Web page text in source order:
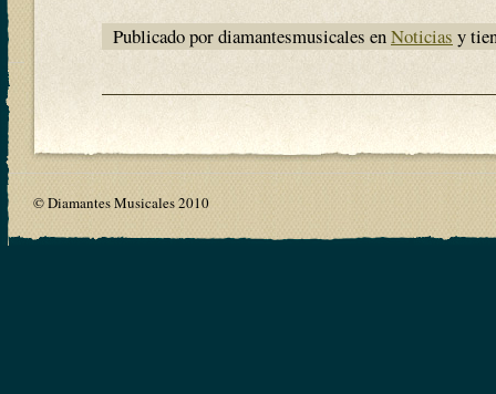
Publicado por diamantesmusicales enNoticias y
© Diamantes Musicales 2010